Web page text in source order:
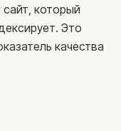
который
Это
качества